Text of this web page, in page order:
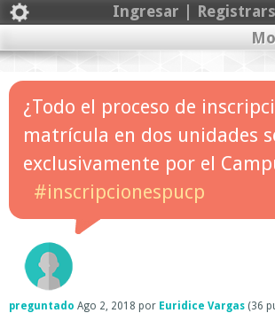
Ingresar |
¿Todo el proceso de
matrícula en dos unidades
exclusivamente por el
#inscripcionespucp
preguntado Ago 2, 2018 por Euridice Vargas (36